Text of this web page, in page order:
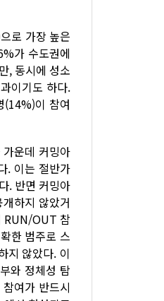
로 가장 높은
가 수도권에
, 동시에 성소
이기도 하다.
(14%)이 참여
운데 커밍아
. 이는 절반가
. 반면 커밍아
하지 않았거
RUN/OUT 참
한 범주로 스
지 않았다. 이
와 정체성 탐
여가 반드시